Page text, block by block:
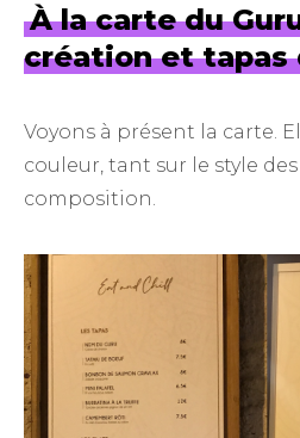
À la carte du
création et tapas
Voyons à présent la carte.
couleur, tant sur le style
composition.